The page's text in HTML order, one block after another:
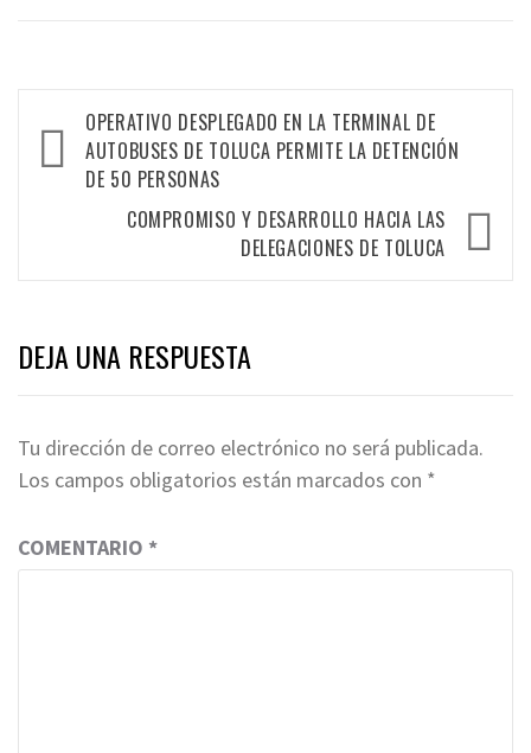
OPERATIVO DESPLEGADO EN LA TERMINAL DE
AUTOBUSES DE TOLUCA PERMITE LA DETENCIÓN
DE 50 PERSONAS
COMPROMISO Y DESARROLLO HACIA LAS
DELEGACIONES DE TOLUCA
DEJA UNA RESPUESTA
Tu dirección de correo electrónico no será publicada.
Los campos obligatorios están marcados con *
COMENTARIO *